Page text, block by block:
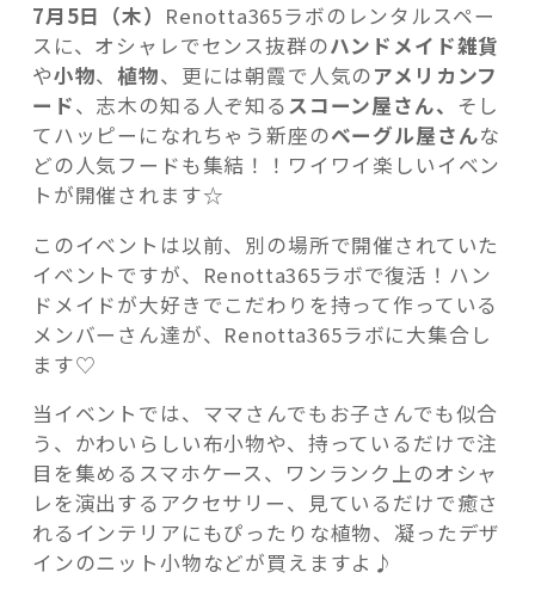
で
楽
し
い
イ
ベ
ン
ト！！
人
気
の
ハ
ン
ド
メ
イ
ド
雑
貨
7月5日（木） Renotta365ラボのレンタルスペー
スに、オシャレでセンス抜群のハンドメイド雑貨
や小物、植物、更には朝霞で人気のアメリカンフ
ード、志木の知る人ぞ知るスコーン屋さん、 そし
てハッピーになれちゃう新座のベーグル屋さんな
どの人気フードも集結！！ワイワイ楽しいイベン
トが開催されます☆
このイベントは以前、別の場所で開催されていた
イベントですが、Renotta365ラボで復活！ハン
ドメイドが大好きでこだわりを持って作っている
メンバーさん達が、Renotta365ラボに大集合し
ます♡
当イベントでは、ママさんでもお子さんでも似合
う、かわいらしい布小物や、持っているだけで注
目を集めるスマホケース、ワンランク上のオシャ
レを演出するアクセサリー、見ているだけで癒さ
れるインテリアにもぴったりな植物、凝ったデザ
インのニット小物などが買えますよ♪